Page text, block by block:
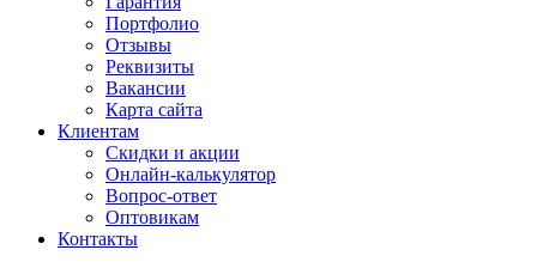
Портфолио
Отзывы
Реквизиты
Вакансии
Карта сайта
Клиентам
Скидки и акции
Онлайн-калькулятор
Вопрос-ответ
Оптовикам
Контакты